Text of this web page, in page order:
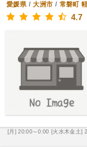
愛媛県/大洲市 / 常磐町
4.7
[月] 20:00～0:00 [火水木金土]